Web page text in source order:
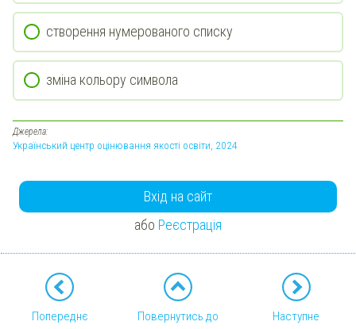
створення нумерованого списку
зміна кольору символа
Джерела:
Український центр оцінювання якості освіти, 2024
Вхід на сайт
або Реєстрація
Попереднє
Повернутись до
Наступне